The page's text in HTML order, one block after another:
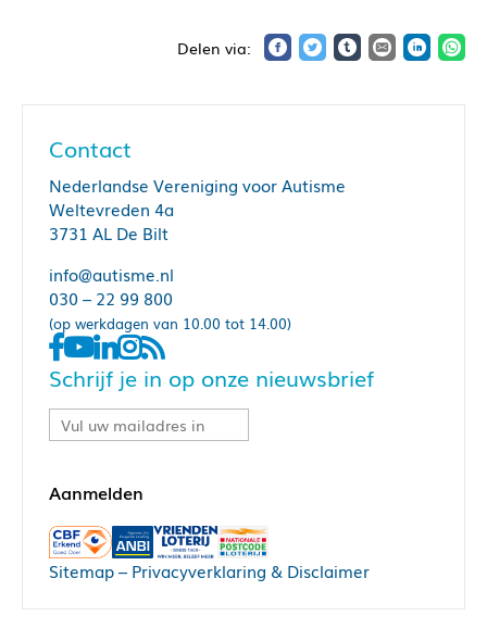
Contact
Nederlandse Vereniging voor Autisme
Weltevreden 4a
3731 AL De Bilt
info@autisme.nl
030 – 22 99 800
(op werkdagen van 10.00 tot 14.00)
Schrijf je in op onze nieuwsbrief
Sitemap– Privacyverklaring & Disclaimer